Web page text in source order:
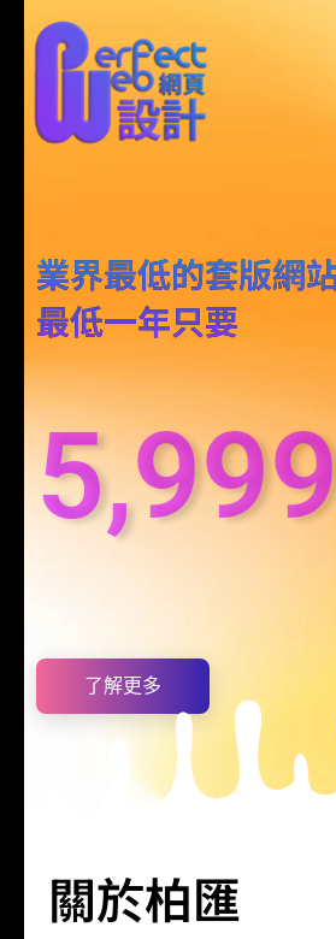
業界最低的套版網
最低一年只要
了解更多
關於柏匯